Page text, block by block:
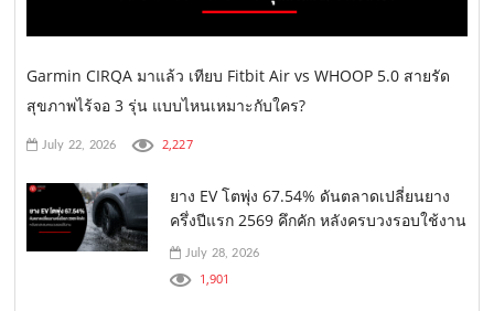
Garmin CIRQA มาแล้ว เทียบ Fitbit Air vs WHOOP 5.0 สายรัด
สุขภาพไร้จอ 3 รุ่น แบบไหนเหมาะกับใคร?
July 22, 2026 2,227
ยาง EV โตพุ่ง 67.54% ดันตลาดเปลี่ยนยาง
ครึ่งปีแรก 2569 คึกคัก หลังครบวงรอบใช้งาน
July 28, 2026
1,901